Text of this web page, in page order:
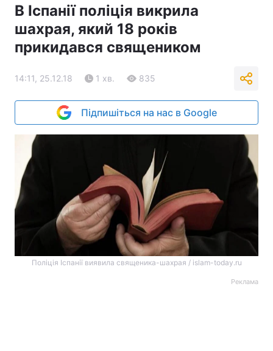
В Іспанії поліція викрила
шахрая, який 18 років
прикидався священиком
14:11, 25.12.18 1 хв. 835
Підпишіться на нас в Google
Поліція Іспанії виявила священика-шахрая / islam-today.ru
Реклама